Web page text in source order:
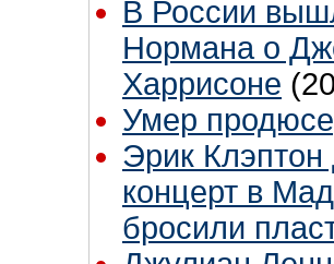
В России
Нормана о
Харрисоне
Умер
Эрик
концерт в
бросили